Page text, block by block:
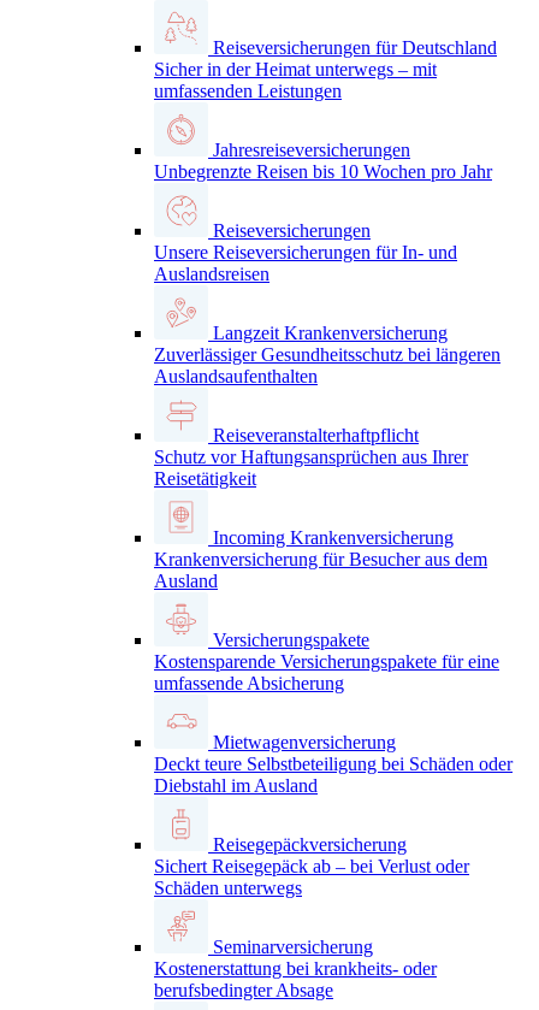
Reiseversicherungen für Deutschland
Sicher in der Heimat unterwegs – mit
umfassenden Leistungen
Jahresreiseversicherungen
Unbegrenzte Reisen bis 10 Wochen pro Jahr
Reiseversicherungen
Unsere Reiseversicherungen für In- und
Auslandsreisen
Langzeit Krankenversicherung
Zuverlässiger Gesundheitsschutz bei längeren
Auslandsaufenthalten
Reiseveranstalterhaftpflicht
Schutz vor Haftungsansprüchen aus Ihrer
Reisetätigkeit
Incoming Krankenversicherung
Krankenversicherung für Besucher aus dem
Ausland
Versicherungspakete
Kostensparende Versicherungspakete für eine
umfassende Absicherung
Mietwagenversicherung
Deckt teure Selbstbeteiligung bei Schäden oder
Diebstahl im Ausland
Reisegepäckversicherung
Sichert Reisegepäck ab – bei Verlust oder
Schäden unterwegs
Seminarversicherung
Kostenerstattung bei krankheits- oder
berufsbedingter Absage